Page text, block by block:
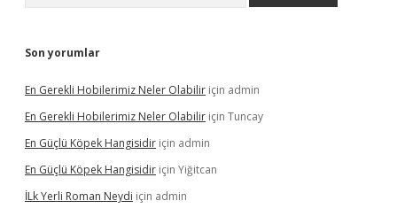
Son yorumlar
En Gerekli Hobilerimiz Neler Olabilir için admin
En Gerekli Hobilerimiz Neler Olabilir için Tuncay
En Güçlü Köpek Hangisidir için admin
En Güçlü Köpek Hangisidir için Yiğitcan
İLk Yerli Roman Neydi için admin